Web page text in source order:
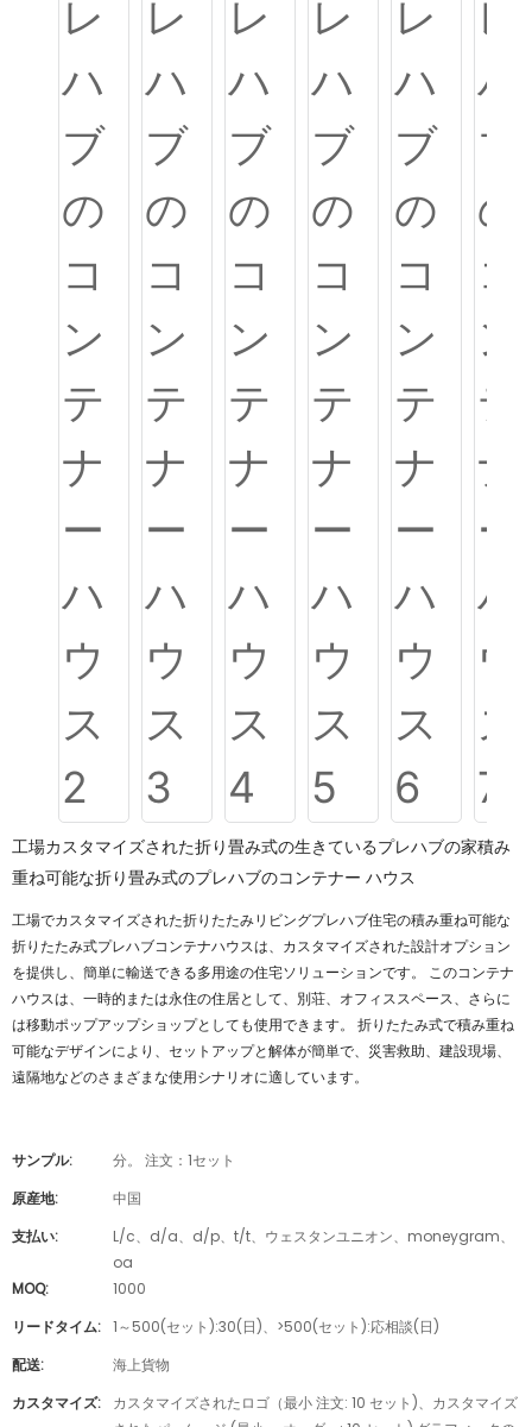
工場カスタマイズされた折り畳み式の生きているプレハブの家積み
重ね可能な折り畳み式のプレハブのコンテナー ハウス
工場でカスタマイズされた折りたたみリビングプレハブ住宅の積み重ね可能な
折りたたみ式プレハブコンテナハウスは、カスタマイズされた設計オプション
を提供し、簡単に輸送できる多用途の住宅ソリューションです。 このコンテナ
ハウスは、一時的または永住の住居として、別荘、オフィススペース、さらに
は移動ポップアップショップとしても使用できます。 折りたたみ式で積み重ね
可能なデザインにより、セットアップと解体が簡単で、災害救助、建設現場、
遠隔地などのさまざまな使用シナリオに適しています。
サンプル:
分。 注文：1セット
原産地:
中国
支払い:
L/c、d/a、d/p、t/t、ウェスタンユニオン、moneygram、
oa
MOQ:
1000
リードタイム: 1～500(セット):30(日)、>500(セット):応相談(日)
配送:
海上貨物
カスタマイズ:
カスタマイズされたロゴ（最小 注文: 10 セット)、カスタマイズ